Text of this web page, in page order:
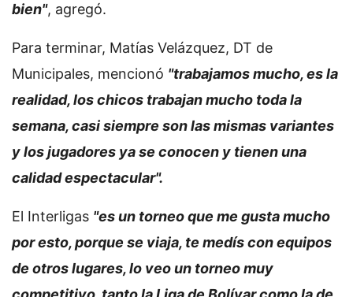
bien", agregó.
Para terminar, Matías Velázquez, DT de
Municipales, mencionó "trabajamos mucho, es la
realidad, los chicos trabajan mucho toda la
semana, casi siempre son las mismas variantes
y los jugadores ya se conocen y tienen una
calidad espectacular".
El Interligas "es un torneo que me gusta mucho
por esto, porque se viaja, te medís con equipos
de otros lugares, lo veo un torneo muy